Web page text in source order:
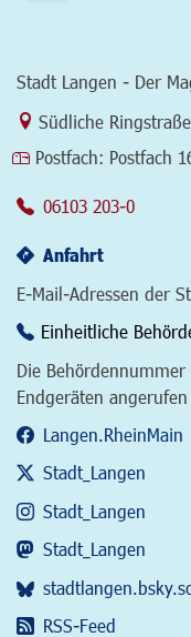
Stadt Langen - Der
Link zur Google-
Südliche
Postfach: Postfach
06103 203-0
Anfahrt
E-Mail-Adressen der
Einheitliche
Die
Endgeräten angerufen
Langen.RheinMain
Stadt_Langen
Stadt_Langen
Stadt_Langen
RSS-Feed